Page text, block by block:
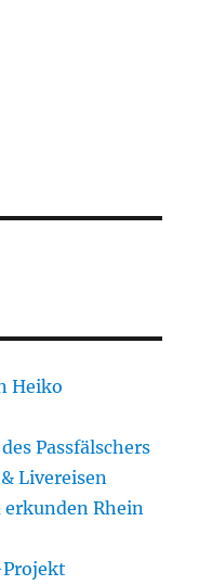
Heiko
Passfälschers
Livereisen
Rhein